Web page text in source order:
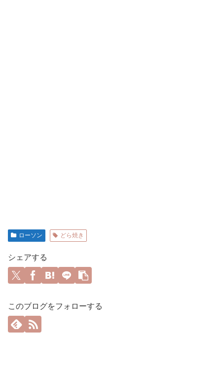
ローソン どら焼き
シェアする
このブログをフォローする